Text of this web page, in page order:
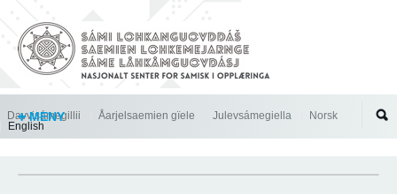
MENY
Davvisámegillii Åarjelsaemien gïele Julevsámegiella
Norsk
English